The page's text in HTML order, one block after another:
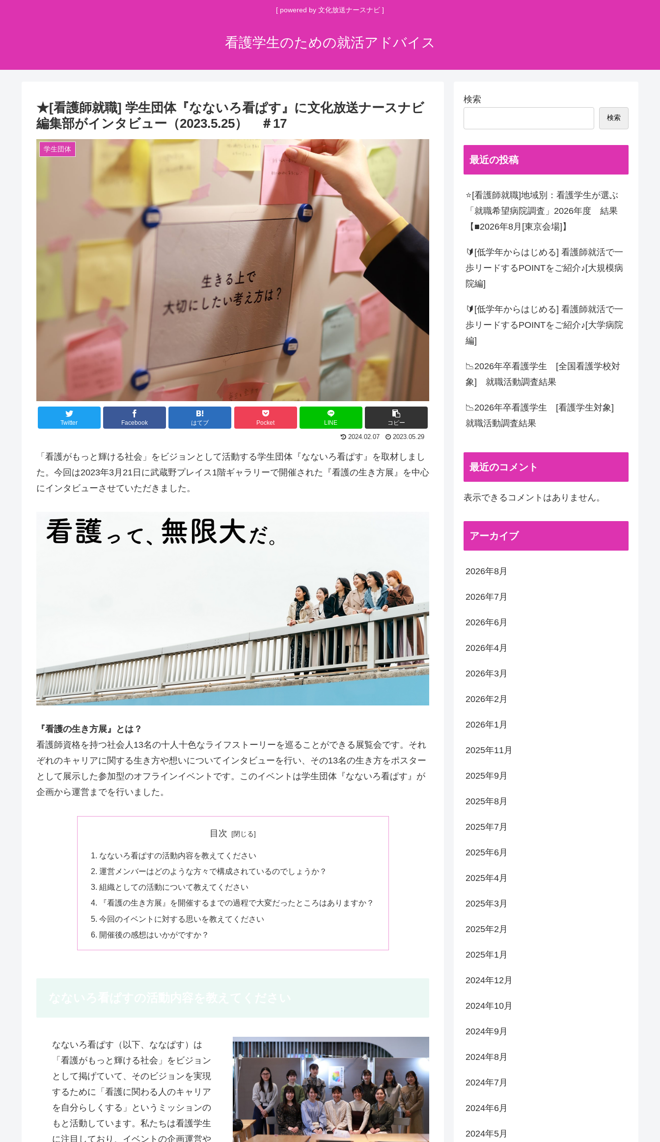
[ powered by 文化放送ナースナビ ]
看護学生のための就活アドバイス
★[看護師就職] 学生団体『なないろ看ぱす』に文化放送ナースナビ
編集部がインタビュー（2023.5.25） ＃17
学生団体
Twitter Facebook はてブ Pocket LINE コピー
2024.02.07 2023.05.29
「看護がもっと輝ける社会」をビジョンとして活動する学生団体『なないろ看ぱす』を取材しまし
た。今回は2023年3月21日に武蔵野プレイス1階ギャラリーで開催された『看護の生き方展』を中心
にインタビューさせていただきました。
『看護の生き方展』とは？
看護師資格を持つ社会人13名の十人十色なライフストーリーを巡ることができる展覧会です。それ
ぞれのキャリアに関する生き方や想いについてインタビューを行い、その13名の生き方をポスター
として展示した参加型のオフラインイベントです。このイベントは学生団体『なないろ看ぱす』が
企画から運営までを行いました。
目次
なないろ看ぱすの活動内容を教えてください
運営メンバーはどのような方々で構成されているのでしょうか？
組織としての活動について教えてください
『看護の生き方展』を開催するまでの過程で大変だったところはありますか？
今回のイベントに対する思いを教えてください
開催後の感想はいかがですか？
なないろ看ぱす（以下、ななぱす）は
「看護がもっと輝ける社会」をビジョン
として掲げていて、そのビジョンを実現
するために「看護に関わる人のキャリア
を自分らしくする」というミッションの
もと活動しています。私たちは看護学生
に注目しており、イベントの企画運営や
検索
検索
最近の投稿
⭐[看護師就職]地域別：看護学生が選ぶ
「就職希望病院調査」2026年度 結果
【■2026年8月[東京会場]】
🔰[低学年からはじめる] 看護師就活で一
歩リードするPOINTをご紹介♪[大規模病
院編]
🔰[低学年からはじめる] 看護師就活で一
歩リードするPOINTをご紹介♪[大学病院
編]
📉2026年卒看護学生 [全国看護学校対
象] 就職活動調査結果
📉2026年卒看護学生 [看護学生対象]
就職活動調査結果
最近のコメント
表示できるコメントはありません。
アーカイブ
2026年8月
2026年7月
2026年6月
2026年4月
2026年3月
2026年2月
2026年1月
2025年11月
2025年9月
2025年8月
2025年7月
2025年6月
2025年4月
2025年3月
2025年2月
2025年1月
2024年12月
2024年10月
2024年9月
2024年8月
2024年7月
2024年6月
2024年5月